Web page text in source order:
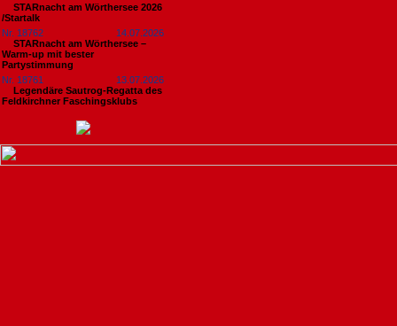
STARnacht am Wörthersee 2026
/Startalk
Nr. 18762
14.07.2026
STARnacht am Wörthersee –
Warm-up mit bester
Partystimmung
Nr. 18761
13.07.2026
Legendäre Sautrog-Regatta des
Feldkirchner Faschingsklubs